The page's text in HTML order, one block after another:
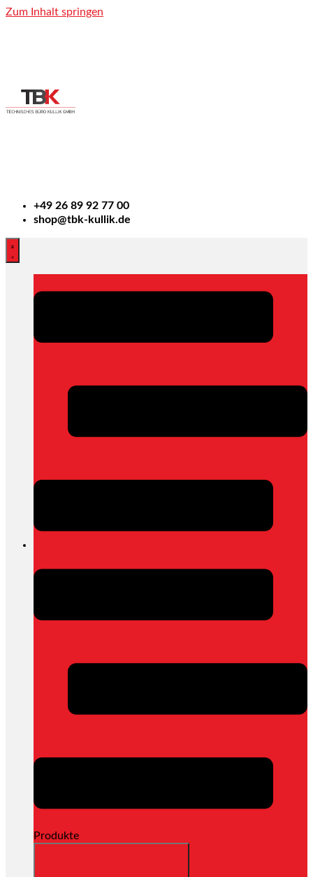
Zum Inhalt springen
+49 26 89 92 77 00
shop@tbk-kullik.de
Produkte